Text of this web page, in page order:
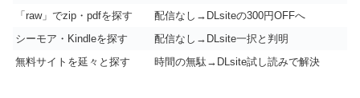
「raw」でzip・pdfを探す
配信なし→DLsiteの300円OFFへ
シーモア・Kindleを探す
配信なし→DLsite一択と判明
無料サイトを延々と探す
時間の無駄→DLsite試し読みで解決